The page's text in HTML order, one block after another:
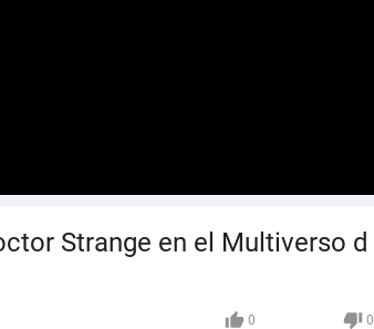
Strange en el Multiverso d
0 0